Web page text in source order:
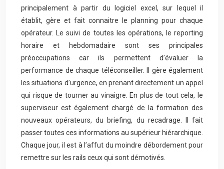
principalement à partir du logiciel excel, sur lequel il
établit, gère et fait connaitre le planning pour chaque
opérateur. Le suivi de toutes les opérations, le reporting
horaire et hebdomadaire sont ses principales
préoccupations car ils permettent d’évaluer la
performance de chaque téléconseiller. Il gère également
les situations d’urgence, en prenant directement un appel
qui risque de tourner au vinaigre. En plus de tout cela, le
superviseur est également chargé de la formation des
nouveaux opérateurs, du briefing, du recadrage. Il fait
passer toutes ces informations au supérieur hiérarchique.
Chaque jour, il est à l’affut du moindre débordement pour
remettre sur les rails ceux qui sont démotivés.